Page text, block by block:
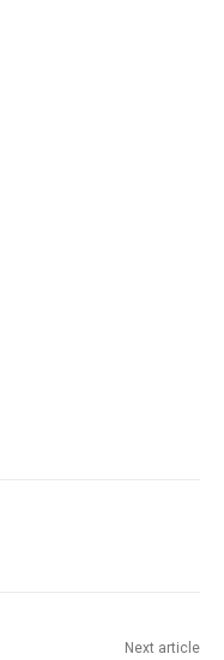
Next article